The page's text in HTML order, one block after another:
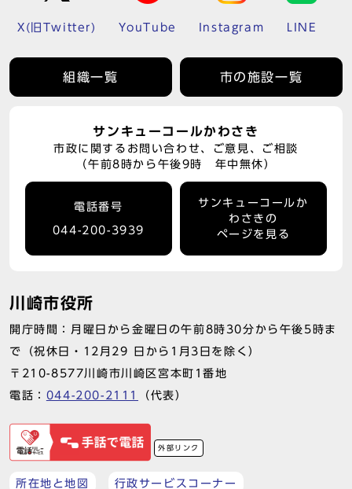
X(旧Twitter) YouTube Instagram LINE
組織一覧 市の施設一覧
サンキューコールかわさき
市政に関するお問い合わせ、ご意見、ご相談
（午前8時から午後9時 年中無休）
電話番号
044-200-3939
サンキューコールか
わさきの
ページを見る
川崎市役所
開庁時間：月曜日から金曜日の午前8時30分から午後5時ま
で（祝休日・12月29 日から1月3日を除く）
〒210-8577川崎市川崎区宮本町1番地
電話： 044-200-2111 （代表）
外部リンク
所在地と地図 行政サービスコーナー